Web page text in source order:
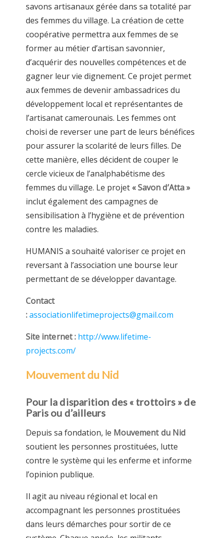
savons artisanaux gérée dans sa totalité par
des femmes du village. La création de cette
coopérative permettra aux femmes de se
former au métier d’artisan savonnier,
d’acquérir des nouvelles compétences et de
gagner leur vie dignement. Ce projet permet
aux femmes de devenir ambassadrices du
développement local et représentantes de
l’artisanat camerounais. Les femmes ont
choisi de reverser une part de leurs bénéfices
pour assurer la scolarité de leurs filles. De
cette manière, elles décident de couper le
cercle vicieux de l’analphabétisme des
femmes du village. Le projet « Savon d’Atta »
inclut également des campagnes de
sensibilisation à l’hygiène et de prévention
contre les maladies.
HUMANIS a souhaité valoriser ce projet en
reversant à l’association une bourse leur
permettant de se développer davantage.
Contact
:associationlifetimeprojects@gmail.com
Site internet : http://www.lifetime-
projects.com/
Mouvement du Nid
Pour la disparition des « trottoirs » de
Paris ou d’ailleurs
Depuis sa fondation, le Mouvement du Nid
soutient les personnes prostituées, lutte
contre le système qui les enferme et informe
l’opinion publique.
Il agit au niveau régional et local en
accompagnant les personnes prostituées
dans leurs démarches pour sortir de ce